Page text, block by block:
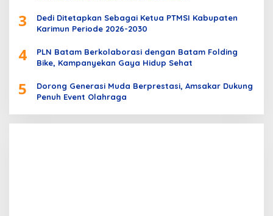
3
Dedi Ditetapkan Sebagai Ketua PTMSI Kabupaten
Karimun Periode 2026-2030
4
PLN Batam Berkolaborasi dengan Batam Folding
Bike, Kampanyekan Gaya Hidup Sehat
5
Dorong Generasi Muda Berprestasi, Amsakar Dukung
Penuh Event Olahraga